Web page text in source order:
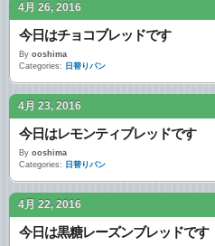
4月 26, 2016
今日はチョコブレッドです
By ooshima
Categories: 日替りパン
4月 23, 2016
今日はレモンティブレッドです
By ooshima
Categories: 日替りパン
4月 22, 2016
今日は黒糖レーズンブレッドです